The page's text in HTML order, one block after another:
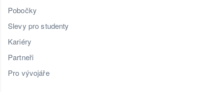
Pobočky
Slevy pro studenty
Kariéry
Partneři
Pro vývojáře